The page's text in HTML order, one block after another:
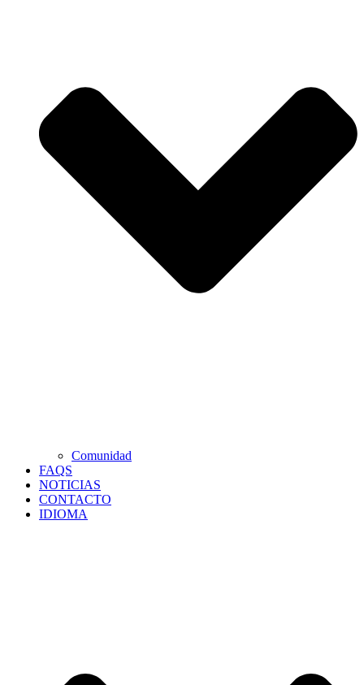
Comunidad
FAQS
NOTICIAS
CONTACTO
IDIOMA